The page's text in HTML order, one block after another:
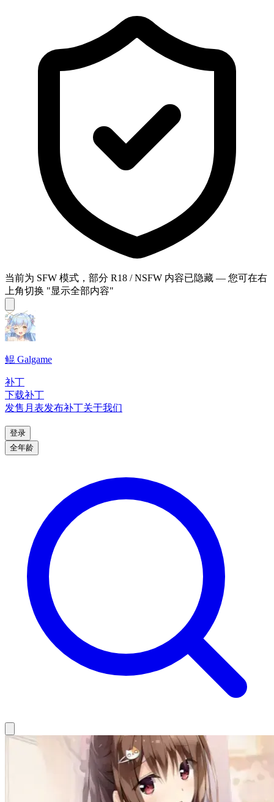
当前为 SFW 模式，部分 R18 / NSFW 内容已隐藏 — 您可在右
上角切换 "显示全部内容"
鲲 Galgame
补丁
下载补丁
发售月表发布补丁关于我们
登录
全年龄